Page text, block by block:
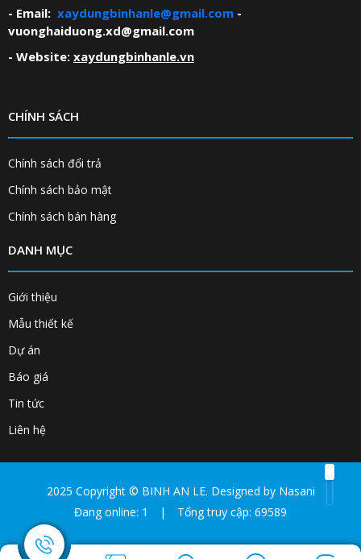
- Email: xaydungbinhanle@gmail.com -
vuonghaiduong.xd@gmail.com
- Website: xaydungbinhanle.vn
CHÍNH SÁCH
Chính sách đổi trả
Chính sách bảo mật
Chính sách bán hàng
DANH MỤC
Giới thiệu
Mẫu thiết kế
Dự án
Báo giá
Tin tức
Liên hệ
2025 Copyright © BINH AN LE. Designed by Nasani
Đang online: 1
| Tổng truy cập: 69589